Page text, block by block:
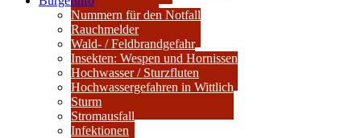
Nummern für den Notfall
Rauchmelder
Wald- / Feldbrandgefahr
Insekten: Wespen und Hornissen
Hochwasser / Sturzfluten
Hochwassergefahren in Wittlich
Sturm
Stromausfall
Infektionen